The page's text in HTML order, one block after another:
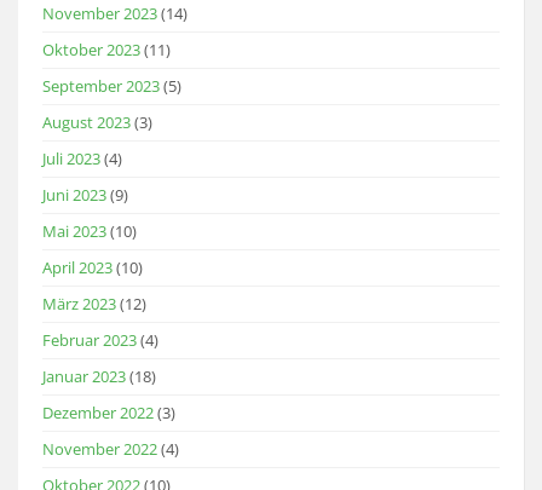
November 2023(14)
Oktober 2023(11)
September 2023(5)
August 2023(3)
Juli 2023(4)
Juni 2023(9)
Mai 2023(10)
April 2023(10)
März 2023(12)
Februar 2023(4)
Januar 2023(18)
Dezember 2022(3)
November 2022(4)
Oktober 2022(10)